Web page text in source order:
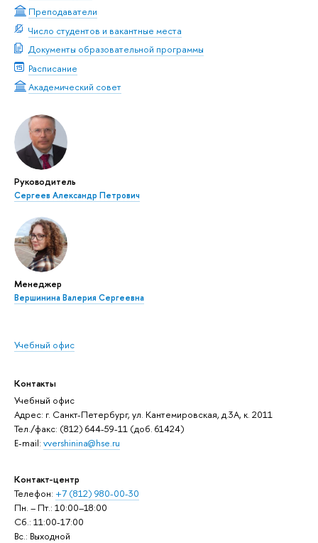
Преподаватели
Число студентов и вакантные места
Документы образовательной программы
Расписание
Академический совет
Руководитель
Сергеев Александр Петрович
Менеджер
Вершинина Валерия Сергеевна
Учебный офис
Контакты
Учебный офис
Адрес: г. Санкт-Петербург, ул. Кантемировская, д.3А, к. 2011
Тел./факс: (812) 644-59-11 (доб. 61424)
E-mail: vvershinina@hse.ru
Контакт-центр
Телефон: +7 (812) 980-00-30
Пн. – Пт.: 10:00–18:00
Сб.: 11:00-17:00
Вс.: Выходной